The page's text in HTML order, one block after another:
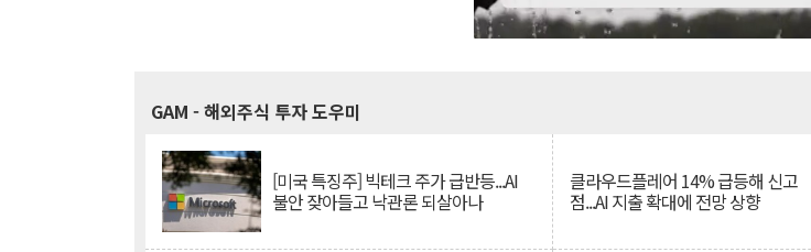
GAM - 해외주식 투자 도우미
[미국 특징주] 빅테크 주가 급반등...AI
불안 잦아들고 낙관론 되살아나
클라우드플레어 14% 급등해 신고
점...AI 지출 확대에 전망 상향